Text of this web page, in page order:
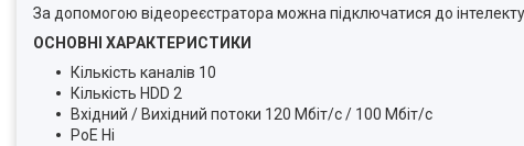
За допомогою відеореєстратора можна підключатися до
ОСНОВНІ ХАРАКТЕРИСТИКИ
Кількість каналів 10
Кількість HDD 2
Вхідний / Вихідний потоки 120 Мбіт/с / 100 Мбіт/с
PoE Ні